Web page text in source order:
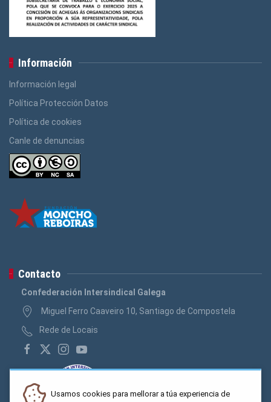
Información
Información legal
Política Protección Datos
Política de cookies
Canle de denuncias
Contacto
Confederación Intersindical Galega
Miguel Ferro Caaveiro 10, Santiago de Compostela
Rede de Locais
Usamos cookies para mellorar a túa experiencia de